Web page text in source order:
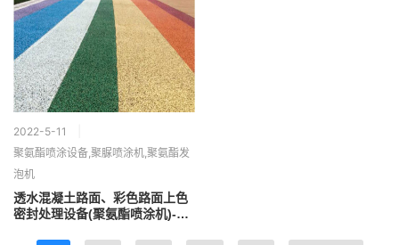
2022-5-11
聚氨酯喷涂设备,聚脲喷涂机,聚氨酯发
泡机
透水混凝土路面、彩色路面上色
密封处理设备(聚氨酯喷涂机)-京